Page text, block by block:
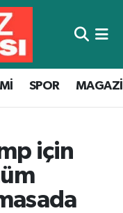
SPOR
için
Fikstür